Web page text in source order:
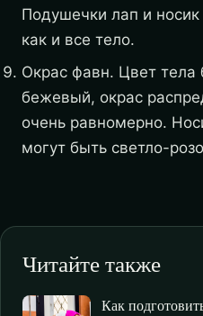
Подушечки лап и
как и все тело.
Окрас фавн. Цвет тела
бежевый, окрас
очень равномерно.
могут быть светло-
Читайте также
Как